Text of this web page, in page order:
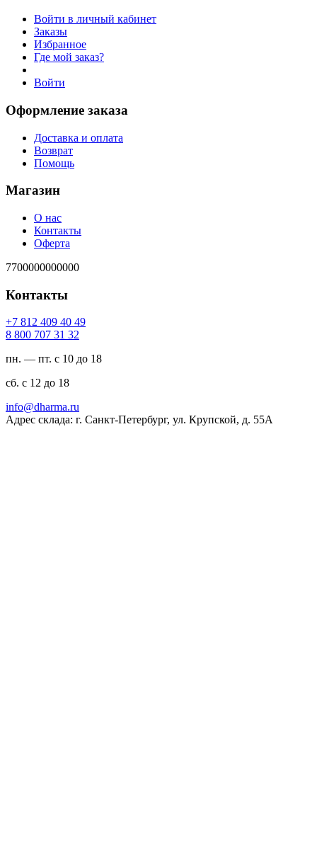
Войти в личный кабинет
Заказы
Избранное
Где мой заказ?
Войти
Оформление заказа
Доставка и оплата
Возврат
Помощь
Магазин
О нас
Контакты
Оферта
7700000000000
Контакты
94 04 904 218 7+
23 13 707 008 8
пн. — пт. с 10 до 18
сб. с 12 до 18
ur.amrahd@ofni
Адрес склада: г. Санкт-Петербург, ул. Крупской, д. 55А